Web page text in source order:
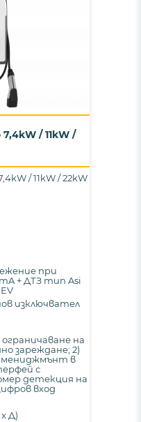
/ 11kW /
/ 11kW / 22kW
при
+ ДТЗ тип Asi
изключвател
ограничаване на
зареждане; 2)
мениджмънт в
с
детекция на
вход
Д)